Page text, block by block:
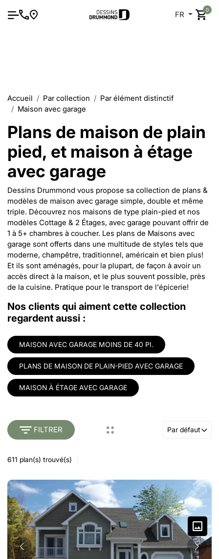
FR
0
Accueil Par collection
Par élément distinctif
Maison avec garage
Plans de maison de plain
pied, et maison à étage
avec garage
Dessins Drummond vous propose sa collection de plans &
modèles de maison avec garage simple, double et même
triple. Découvrez nos maisons de type plain-pied et nos
modèles Cottage & 2 Étages, avec garage pouvant offrir de
1 à 5+ chambres à coucher. Les plans de Maisons avec
garage sont offerts dans une multitude de styles tels que
moderne, champêtre, traditionnel, américain et bien plus!
Et ils sont aménagés, pour la plupart, de façon à avoir un
accès direct à la maison, et le plus souvent possible, près
de la cuisine. Pratique pour le transport de l'épicerie!
Nos clients qui aiment cette collection
regardent aussi :
MAISON AVEC GARAGE MOINS DE 40 PI.
PLANS DE MAISON DE PLAIN-PIED AVEC GARAGE
MAISON À ÉTAGE AVEC GARAGE
FILTRER Par défaut
611 plan(s) trouvé(s)